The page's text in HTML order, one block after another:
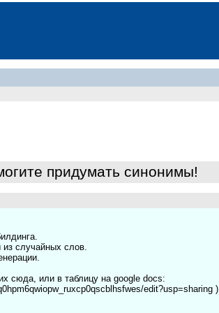
придумать синонимы!
случайных слов.
сюда, или в таблицу на google docs:
edit?usp=sharing )